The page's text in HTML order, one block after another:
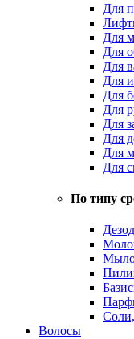
Для
Для
Для
Для
Для
Для
Для
Для
Для
Для
Для
По типу
Волосы